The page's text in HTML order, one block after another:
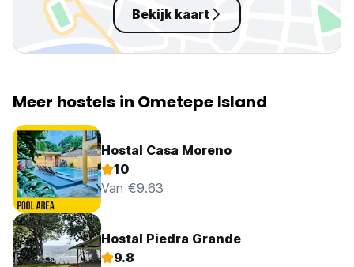
Bekijk kaart
Meer hostels in Ometepe Island
Hostal Casa Moreno
10
Van €9.63
Hostal Piedra Grande
9.8